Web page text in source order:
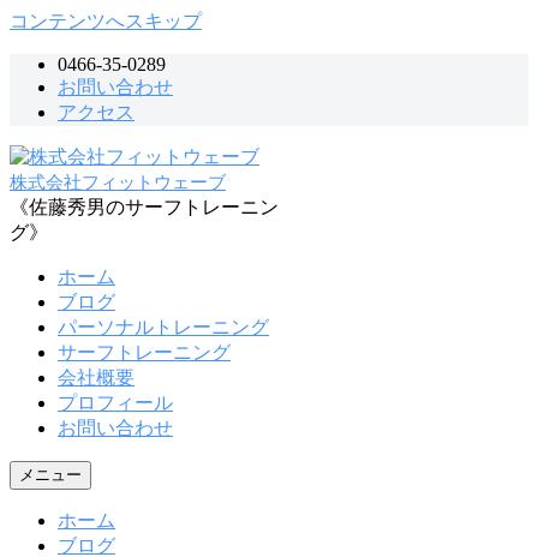
コンテンツへスキップ
0466-35-0289
お問い合わせ
アクセス
株式会社フィットウェーブ
《佐藤秀男のサーフトレーニン
グ》
ホーム
ブログ
パーソナルトレーニング
サーフトレーニング
会社概要
プロフィール
お問い合わせ
メニュー
ホーム
ブログ